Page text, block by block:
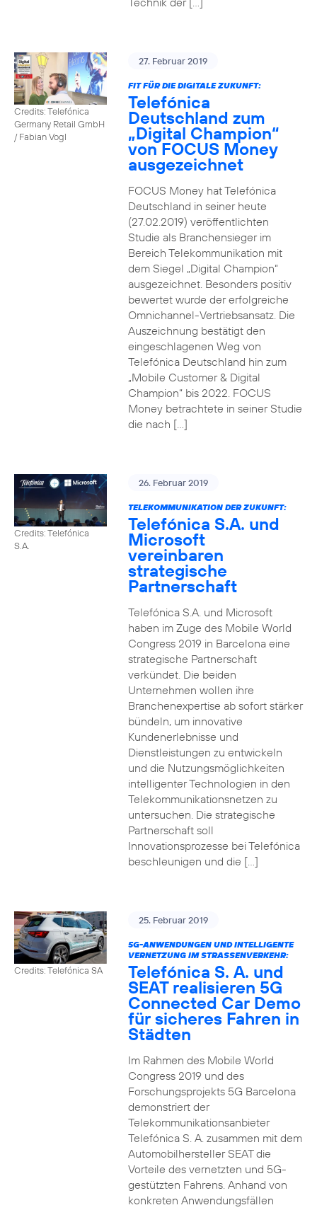
Credits: Telefónica
Germany Retail GmbH
/ Fabian Vogl
27. Februar 2019
FIT FÜR DIE DIGITALE ZUKUNFT:
Telefónica
Deutschland zum
„Digital Champion“
von FOCUS Money
ausgezeichnet
FOCUS Money hat Telefónica
Deutschland in seiner heute
(27.02.2019) veröffentlichten
Studie als Branchensieger im
Bereich Telekommunikation mit
dem Siegel „Digital Champion“
ausgezeichnet. Besonders positiv
bewertet wurde der erfolgreiche
Omnichannel-Vertriebsansatz. Die
Auszeichnung bestätigt den
eingeschlagenen Weg von
Telefónica Deutschland hin zum
„Mobile Customer & Digital
Champion“ bis 2022. FOCUS
Money betrachtete in seiner Studie
die nach […]
Credits: Telefónica
S.A.
26. Februar 2019
TELEKOMMUNIKATION DER ZUKUNFT:
Telefónica S.A. und
Microsoft
vereinbaren
strategische
Partnerschaft
Telefónica S.A. und Microsoft
haben im Zuge des Mobile World
Congress 2019 in Barcelona eine
strategische Partnerschaft
verkündet. Die beiden
Unternehmen wollen ihre
Branchenexpertise ab sofort stärker
bündeln, um innovative
Kundenerlebnisse und
Dienstleistungen zu entwickeln
und die Nutzungsmöglichkeiten
intelligenter Technologien in den
Telekommunikationsnetzen zu
untersuchen. Die strategische
Partnerschaft soll
Innovationsprozesse bei Telefónica
beschleunigen und die […]
Credits: Telefónica SA
25. Februar 2019
5G-ANWENDUNGEN UND INTELLIGENTE
VERNETZUNG IM STRASSENVERKEHR:
Telefónica S. A. und
SEAT realisieren 5G
Connected Car Demo
für sicheres Fahren in
Städten
Im Rahmen des Mobile World
Congress 2019 und des
Forschungsprojekts 5G Barcelona
demonstriert der
Telekommunikationsanbieter
Telefónica S. A. zusammen mit dem
Automobilhersteller SEAT die
Vorteile des vernetzten und 5G-
gestützten Fahrens. Anhand von
konkreten Anwendungsfällen